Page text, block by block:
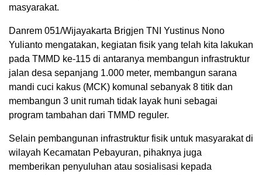
masyarakat.
Danrem 051/Wijayakarta Brigjen TNI Yustinus Nono
Yulianto mengatakan, kegiatan fisik yang telah kita lakukan
pada TMMD ke-115 di antaranya membangun infrastruktur
jalan desa sepanjang 1.000 meter, membangun sarana
mandi cuci kakus (MCK) komunal sebanyak 8 titik dan
membangun 3 unit rumah tidak layak huni sebagai
program tambahan dari TMMD reguler.
Selain pembangunan infrastruktur fisik untuk masyarakat di
wilayah Kecamatan Pebayuran, pihaknya juga
memberikan penyuluhan atau sosialisasi kepada